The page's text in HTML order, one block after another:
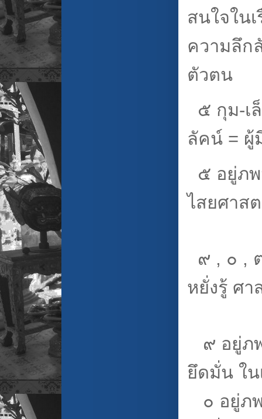
สนใจใน
ความลึก
ตัว
๕ กุม-เ
ลัคน์ = ผู้
๕ อยู่ภ
ไสยศาส
๙ , ๐ ,
หยั่งรู้ ศา
๙ อยู่ภพ
ยึดมั่น ใ
๐ อยู่ภ